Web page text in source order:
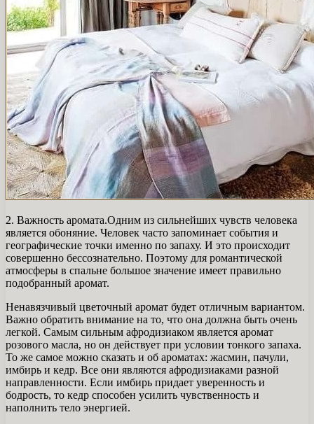
2. Важность аромата.Одним из сильнейших чувств человека
является обоняние. Человек часто запоминает события и
географические точки именно по запаху. И это происходит
совершенно бессознательно. Поэтому для романтической
атмосферы в спальне большое значение имеет правильно
подобранный аромат.
Ненавязчивый цветочный аромат будет отличным вариантом.
Важно обратить внимание на то, что она должна быть очень
легкой. Самым сильным афродизиаком является аромат
розового масла, но он действует при условии тонкого запаха.
То же самое можно сказать и об ароматах: жасмин, пачули,
имбирь и кедр. Все они являются афродизиаками разной
направленности. Если имбирь придает уверенность и
бодрость, то кедр способен усилить чувственность и
наполнить тело энергией.